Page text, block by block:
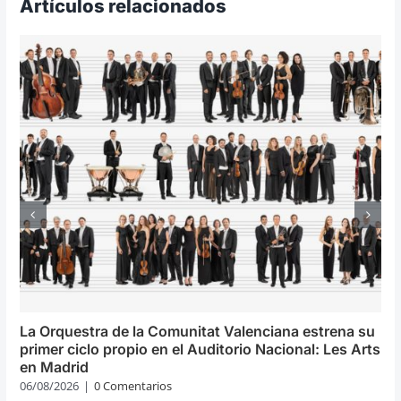
Artículos relacionados
La Orquestra de la Comunitat Valenciana estrena su
primer ciclo propio en el Auditorio Nacional: Les Arts
en Madrid
06/08/2026 | 0 Comentarios